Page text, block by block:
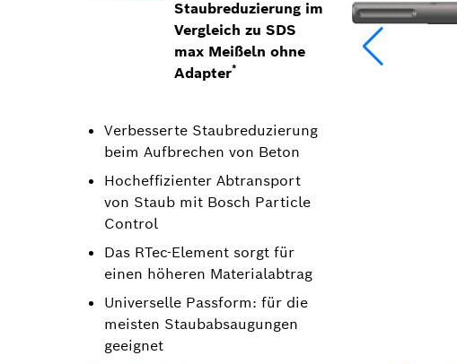
Staubreduzierung im
Vergleich zu SDS
max Meißeln ohne
Adapter*
Verbesserte Staubreduzierung
beim Aufbrechen von Beton
Hocheffizienter Abtransport
von Staub mit Bosch Particle
Control
Das RTec-Element sorgt für
einen höheren Materialabtrag
Universelle Passform: für die
meisten Staubabsaugungen
geeignet